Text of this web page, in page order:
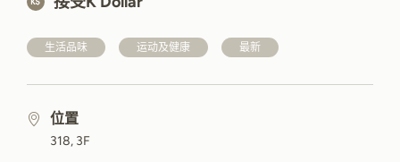
生活品味 运动及健康 最新
位置
318, 3F